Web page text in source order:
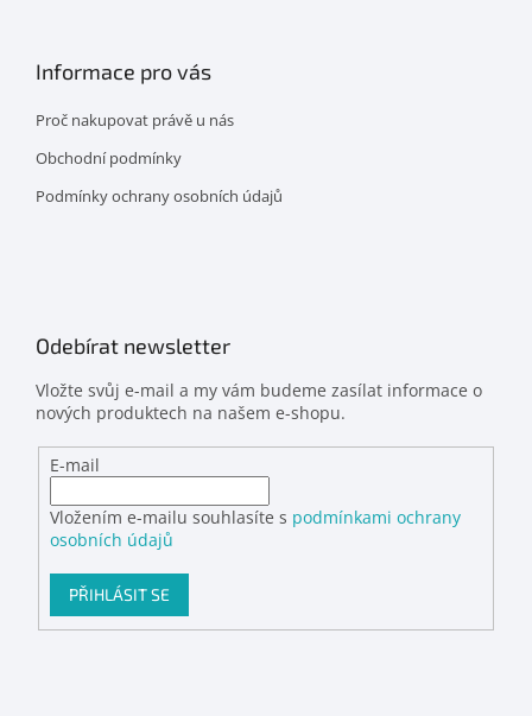
Informace pro vás
Proč nakupovat právě u nás
Obchodní podmínky
Podmínky ochrany osobních údajů
Odebírat newsletter
Vložte svůj e-mail a my vám budeme zasílat informace o
nových produktech na našem e-shopu.
E-mail
Vložením e-mailu souhlasíte s podmínkami ochrany
osobních údajů
PŘIHLÁSIT SE